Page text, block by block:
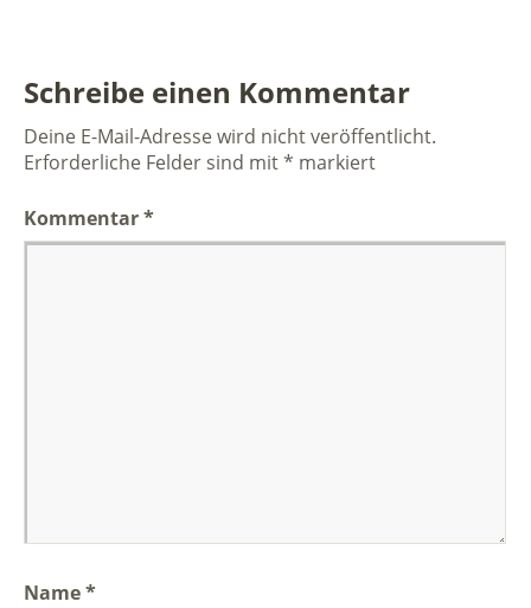
Schreibe einen Kommentar
Deine E-Mail-Adresse wird nicht veröffentlicht.
Erforderliche Felder sind mit* markiert
Kommentar*
Name*